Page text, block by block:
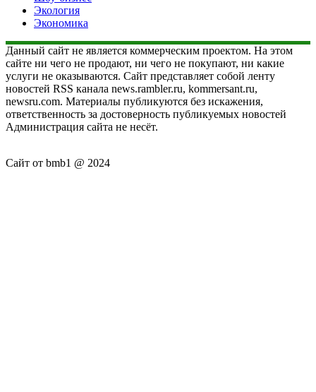
Экология
Экономика
Данный сайт не является коммерческим проектом. На этом
сайте ни чего не продают, ни чего не покупают, ни какие
услуги не оказываются. Сайт представляет собой ленту
новостей RSS канала news.rambler.ru, kommersant.ru,
newsru.com. Материалы публикуются без искажения,
ответственность за достоверность публикуемых новостей
Администрация сайта не несёт.
Сайт от bmb1 @ 2024